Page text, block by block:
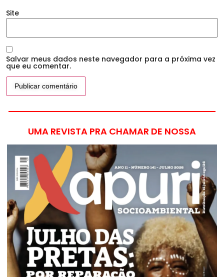
Site
Salvar meus dados neste navegador para a próxima vez
que eu comentar.
UMA REVISTA PRA CHAMAR DE NOSSA